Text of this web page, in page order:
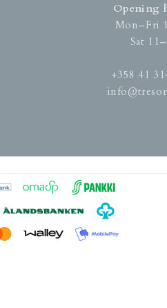
Opening
Mon–Fri
Sat
+358 41